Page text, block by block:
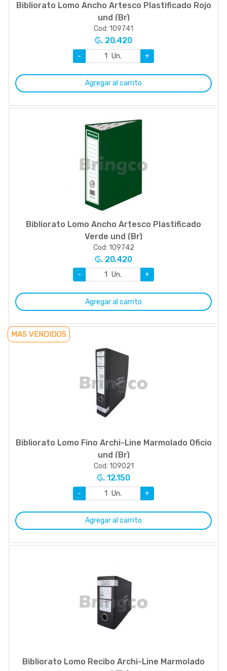
Bibliorato Lomo Ancho Artesco Plastificado Rojo
und (Br)
Cod: 109741
₲. 20.420
- Un. +
Agregar al carrito
Bibliorato Lomo Ancho Artesco Plastificado
Verde und (Br)
Cod: 109742
₲. 20.420
- Un. +
Agregar al carrito
MAS VENDIDOS
Bibliorato Lomo Fino Archi-Line Marmolado Oficio
und (Br)
Cod: 109021
₲. 12.150
- Un. +
Agregar al carrito
Bibliorato Lomo Recibo Archi-Line Marmolado